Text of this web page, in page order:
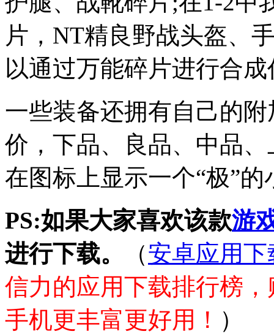
片，NT精良野战头盔、
以通过万能碎片进行合
一些装备还拥有自己的
价，下品、良品、中品
在图标上显示一个“极”的
PS:如果大家喜欢该款游
进行下载。
（安卓应用下
信力的应用下载排行榜
手机更丰富更好用！ ）